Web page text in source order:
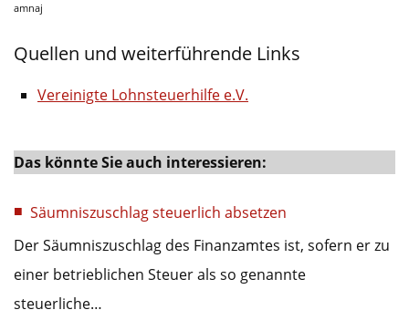
amnaj
Quellen und weiterführende Links
Vereinigte Lohnsteuerhilfe e.V.
Das könnte Sie auch interessieren:
Säumniszuschlag steuerlich absetzen
Der Säumniszuschlag des Finanzamtes ist, sofern er zu
einer betrieblichen Steuer als so genannte
steuerliche…